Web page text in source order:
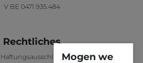
Mogen we
V BE 0471.935.484
Rechtliches
Haftungsausschluss